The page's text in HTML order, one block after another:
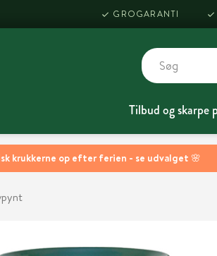
krukkerne op efter ferien - se udvalget 🌸
GROGARANTI
Tilbud og skarpe